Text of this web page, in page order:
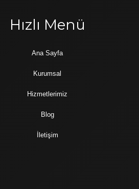
Hızlı Menü
Ana Sayfa
Kurumsal
Hizmetlerimiz
Blog
İletişim